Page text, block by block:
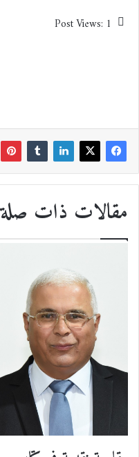
Post Views: 1
مقالات ذات صلة